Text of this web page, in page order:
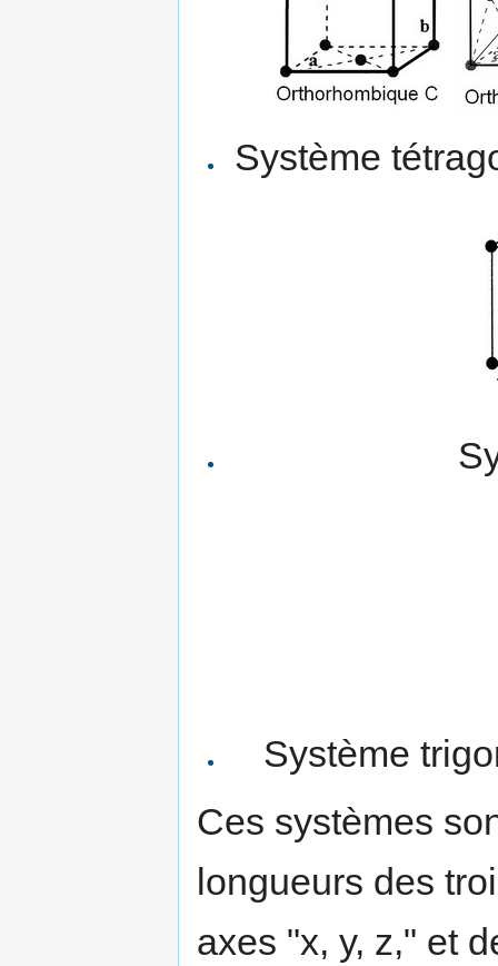
Système
Système
Ces systèmes
longueurs des
axes "x, y, z," et